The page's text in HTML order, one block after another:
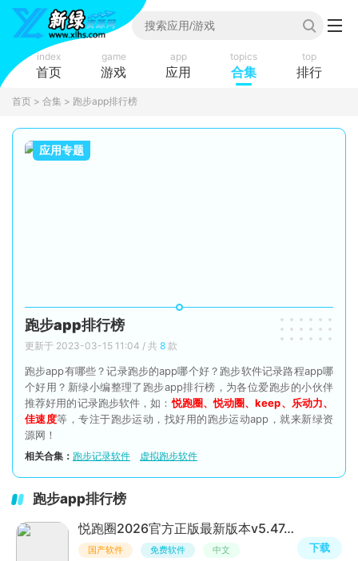
index
首页
game
游戏
app
应用
topics
合集
top
排行
首页 > 合集 > 跑步app排行榜
应用专题
跑步app排行榜
更新于 2023-03-15 11:04 / 共 8 款
跑步app有哪些？记录跑步的app哪个好？跑步软件记录路程app哪
个好用？新绿小编整理了跑步app排行榜，为各位爱跑步的小伙伴
推荐好用的记录跑步软件，如：悦跑圈、悦动圈、keep、乐动力、
佳速度等，专注于跑步运动，找好用的跑步运动app，就来新绿资
源网！
相关合集： 跑步记录软件 虚拟跑步软件
跑步app排行榜
悦跑圈2026官方正版最新版本v5.47.8官方版
国产软件 免费软件 中文 下载